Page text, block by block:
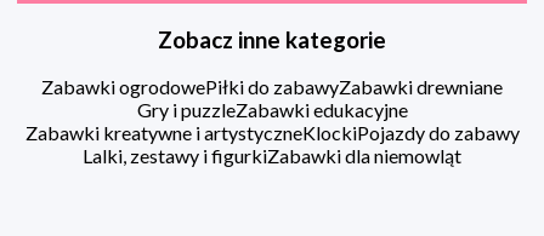
Zobacz inne kategorie
Zabawki ogrodowePiłki do zabawyZabawki drewniane
Gry i puzzleZabawki edukacyjne
Zabawki kreatywne i artystyczneKlockiPojazdy do zabawy
Lalki, zestawy i figurkiZabawki dla niemowląt